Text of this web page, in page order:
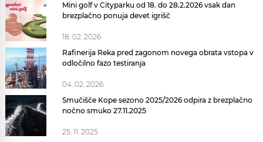
Mini golf v Cityparku od 18. do 28.2.2026 vsak dan
brezplačno ponuja devet igrišč
18. 02. 2026
Rafinerija Reka pred zagonom novega obrata vstopa v
odločilno fazo testiranja
04. 02. 2026
Smučišče Kope sezono 2025/2026 odpira z brezplačno
nočno smuko 27.11.2025
25. 11. 2025